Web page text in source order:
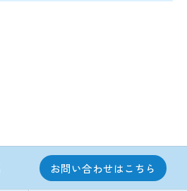
お問い合わせはこちら